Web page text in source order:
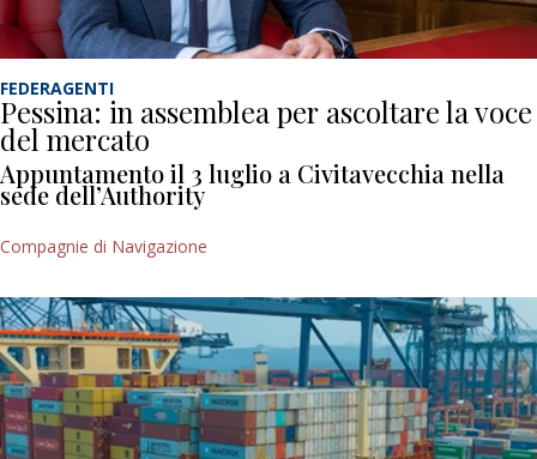
FEDERAGENTI
Pessina: in assemblea per ascoltare la voce
del mercato
Appuntamento il 3 luglio a Civitavecchia nella
sede dell’Authority
Compagnie di Navigazione